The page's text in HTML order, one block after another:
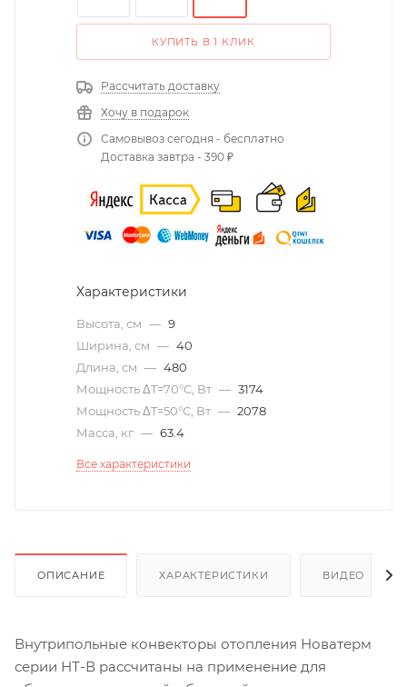
КУПИТЬ В 1 КЛИК
Рассчитать доставку
Хочу в подарок
Самовывоз сегодня - бесплатно
Доставка завтра - 390 ₽
Характеристики
Высота, см — 9
Ширина, см — 40
Длина, см — 480
Мощность ΔT=70°С, Вт — 3174
Мощность ΔT=50°С, Вт — 2078
Масса, кг — 63.4
Все характеристики
ОПИСАНИЕ ХАРАКТЕРИСТИКИ ВИДЕО (6)
Внутрипольные конвекторы отопления Новатерм
серии НТ-В рассчитаны на применение для